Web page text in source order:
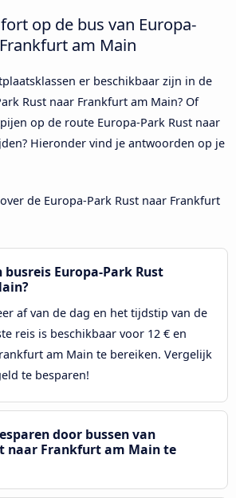
op de bus van Europa-
am Main
er beschikbaar zijn in de
Rust naar Frankfurt am Main? Of
op de route Europa-Park Rust naar
Hieronder vind je antwoorden op je
de Europa-Park Rust naar Frankfurt
busreis Europa-Park Rust
af van de dag en het tijdstip van de
reis is beschikbaar voor 12 € en
am Main te bereiken. Vergelijk
te besparen!
door bussen van
naar Frankfurt am Main te